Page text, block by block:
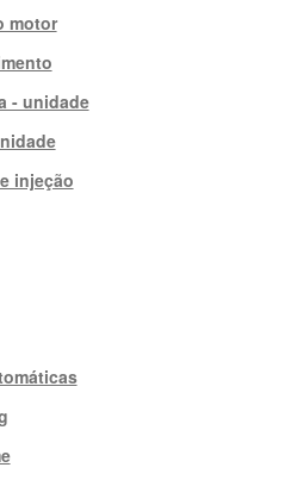
motor
- unidade
injeção